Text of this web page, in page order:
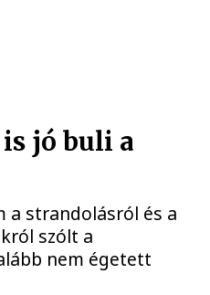
jó buli a
a strandolásról és a
szólt a
nem égetett